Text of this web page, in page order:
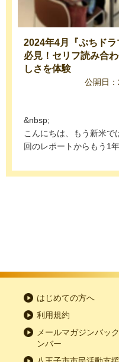
2024年4月『ぷちド
必見！セリフ読み合
しさを体験
公開日
&nbsp;
こんにちは、もう新米で
回のレポートからもう1
はじめての方へ
利用規約
メールマガジンバッ
ンバー